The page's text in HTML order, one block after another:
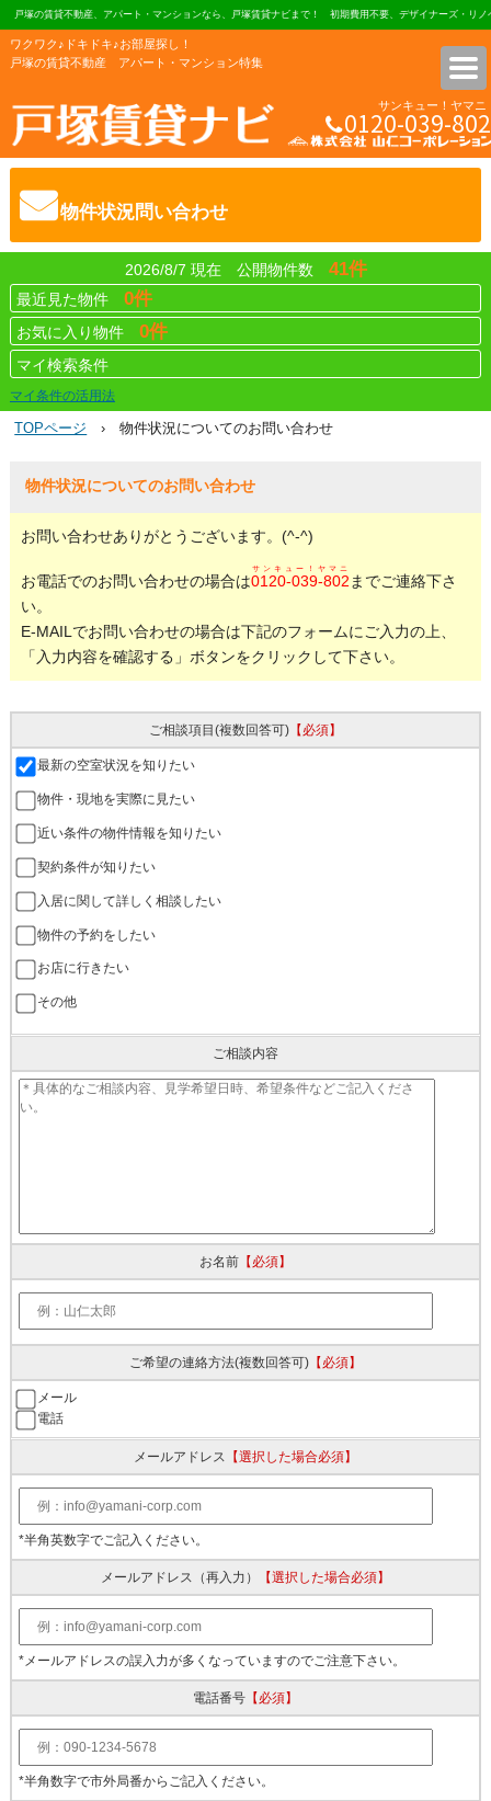
戸塚の賃貸不動産、アパート・マンションなら、戸塚賃貸ナビまで！ 初期費用不要、デザイナーズ・リノ
ワクワク♪ドキドキ♪お部屋探し！
戸塚の賃貸不動産 アパート・マンション特集
株式会社 山仁コーポレーショ
サンキュー！ヤマニ
0120-039-802
物件状況問い合わせ
2026/8/7 現在 公開物件数 41件
最近見た物件 0件
お気に入り物件 0件
マイ検索条件
マイ条件の活用法
TOPページ › 物件状況についてのお問い合わせ
物件状況についてのお問い合わせ
お問い合わせありがとうございます。(^-^)
お電話でのお問い合わせの場合は0120-039-802
サンキュー！ヤマニ
までご連絡下さ
い。
E-MAILでお問い合わせの場合は下記のフォームにご入力の上、
「入力内容を確認する」ボタンをクリックして下さい。
ご相談項目(複数回答可)【必須】
最新の空室状況を知りたい
物件・現地を実際に見たい
近い条件の物件情報を知りたい
契約条件が知りたい
入居に関して詳しく相談したい
物件の予約をしたい
お店に行きたい
その他
ご相談内容
お名前【必須】
ご希望の連絡方法(複数回答可)【必須】
メール
電話
メールアドレス 【選択した場合必須】
*半角英数字でご記入ください。
メールアドレス （再入力） 【選択した場合必須】
*メールアドレスの誤入力が多くなっていますのでご注意下さい。
電話番号【必須】
*半角数字で市外局番からご記入ください。